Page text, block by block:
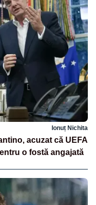
Ionuț Nichita
acuzat că UEFA
o fostă angajată